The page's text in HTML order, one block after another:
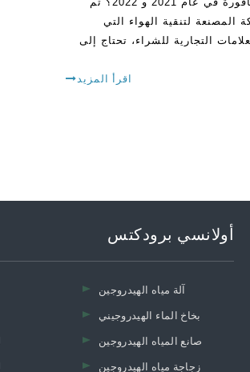
لتنقية الهواء التي
التجارية للشراء، تحتاج إلى
اقرأ المزيد
أولانسي برودكتس
آلة مياه الهيدروجين
بخاخ الماء الهيدروجيني
صانع المياه الهيدروجين
زجاجة مياه الهيدروجين